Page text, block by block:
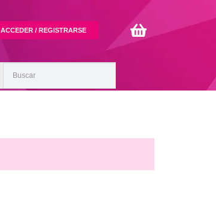
ACCEDER / REGISTRARSE